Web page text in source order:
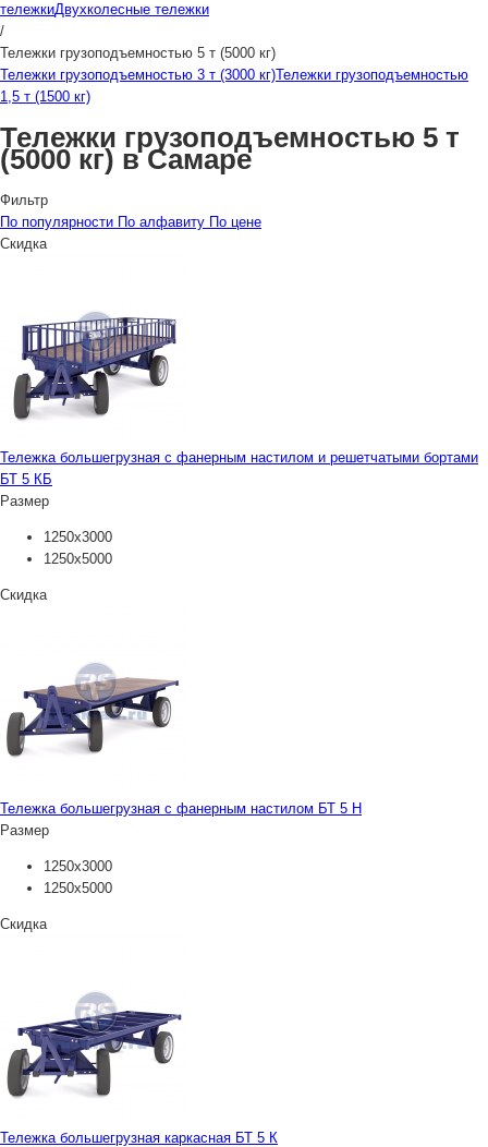
тележкиДвухколесные тележки
/
Тележки грузоподъемностью 5 т (5000 кг)
Тележки грузоподъемностью 3 т (3000 кг)Тележки грузоподъемностью
1,5 т (1500 кг)
Тележки грузоподъемностью 5 т
(5000 кг) в Самаре
Фильтр
По популярности По алфавиту По цене
Скидка
Тележка большегрузная с фанерным настилом и решетчатыми бортами
БТ 5 КБ
Размер
1250х3000
1250х5000
Скидка
Тележка большегрузная с фанерным настилом БТ 5 Н
Размер
1250х3000
1250х5000
Скидка
Тележка большегрузная каркасная БТ 5 К